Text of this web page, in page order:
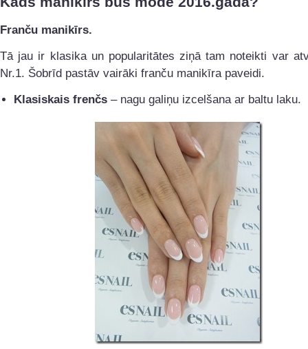
Franču manikīrs.
Tā jau ir klasika un popularitātes ziņā tam noteikti var
Nr.1. Šobrīd pastāv vairāki franču manikīra paveidi.
Klasiskais frenčs– nagu galiņu izcelšana ar baltu laku.